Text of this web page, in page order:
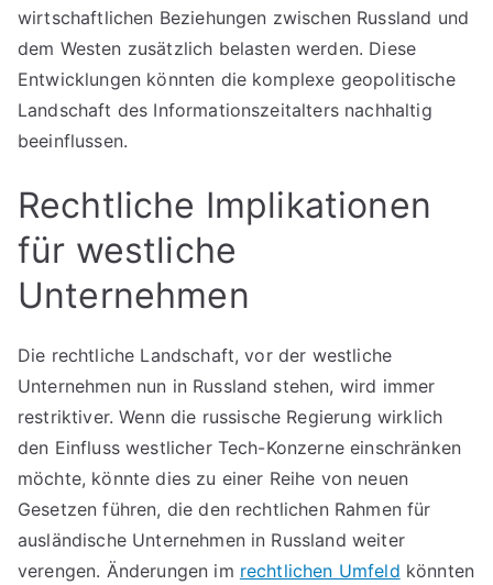
wirtschaftlichen Beziehungen zwischen Russland und
dem Westen zusätzlich belasten werden. Diese
Entwicklungen könnten die komplexe geopolitische
Landschaft des Informationszeitalters nachhaltig
beeinflussen.
Rechtliche Implikationen
für westliche
Unternehmen
Die rechtliche Landschaft, vor der westliche
Unternehmen nun in Russland stehen, wird immer
restriktiver. Wenn die russische Regierung wirklich
den Einfluss westlicher Tech-Konzerne einschränken
möchte, könnte dies zu einer Reihe von neuen
Gesetzen führen, die den rechtlichen Rahmen für
ausländische Unternehmen in Russland weiter
verengen. Änderungen im rechtlichen Umfeld könnten